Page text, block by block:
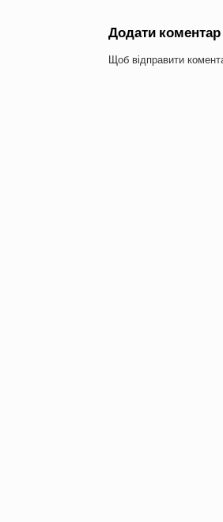
Додати коментар
Щоб відправити